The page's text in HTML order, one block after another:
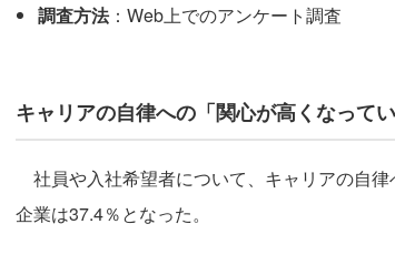
調査方法：Web上でのアンケート調査
キャリアの自律への「関心が高くなって
社員や入社希望者について、キャリアの自
企業は37.4％となった。